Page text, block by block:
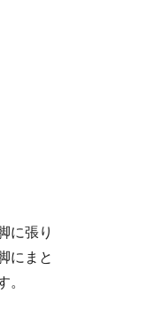
に張り
にまと
。